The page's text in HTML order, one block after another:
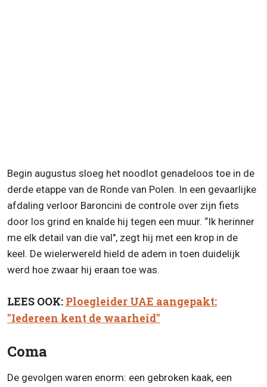
Begin augustus sloeg het noodlot genadeloos toe in de
derde etappe van de Ronde van Polen. In een gevaarlijke
afdaling verloor Baroncini de controle over zijn fiets
door los grind en knalde hij tegen een muur. “Ik herinner
me elk detail van die val", zegt hij met een krop in de
keel. De wielerwereld hield de adem in toen duidelijk
werd hoe zwaar hij eraan toe was.
LEES OOK: Ploegleider UAE aangepakt:
"Iedereen kent de waarheid"
Coma
De gevolgen waren enorm: een gebroken kaak, een